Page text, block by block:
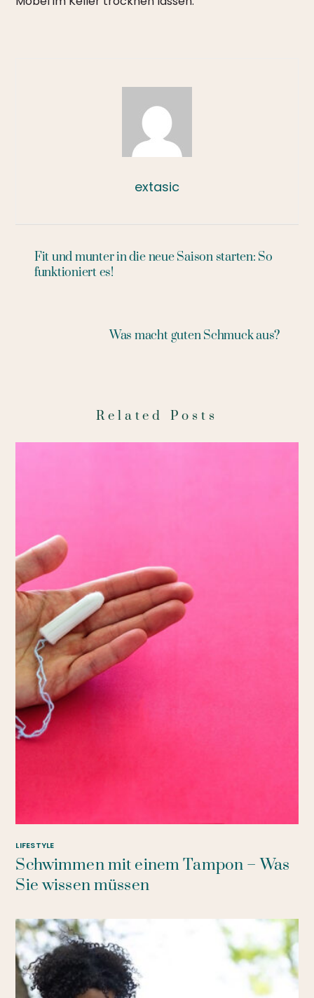
extasic
Fit und munter in die neue Saison starten: So
funktioniert es!
Was macht guten Schmuck aus?
Related Posts
LIFESTYLE
Schwimmen mit einem Tampon – Was
Sie wissen müssen